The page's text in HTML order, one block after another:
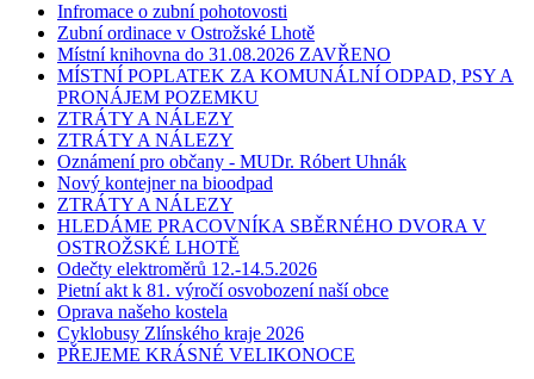
Infromace o zubní pohotovosti
Zubní ordinace v Ostrožské Lhotě
Místní knihovna do 31.08.2026 ZAVŘENO
MÍSTNÍ POPLATEK ZA KOMUNÁLNÍ ODPAD, PSY A
PRONÁJEM POZEMKU
ZTRÁTY A NÁLEZY
ZTRÁTY A NÁLEZY
Oznámení pro občany - MUDr. Róbert Uhnák
Nový kontejner na bioodpad
ZTRÁTY A NÁLEZY
HLEDÁME PRACOVNÍKA SBĚRNÉHO DVORA V
OSTROŽSKÉ LHOTĚ
Odečty elektroměrů 12.-14.5.2026
Pietní akt k 81. výročí osvobození naší obce
Oprava našeho kostela
Cyklobusy Zlínského kraje 2026
PŘEJEME KRÁSNÉ VELIKONOCE